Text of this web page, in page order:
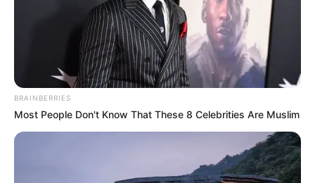
BRAINBERRIES
Most People Don't Know That These 8 Celebrities Are Muslim